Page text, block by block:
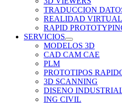
TRADUCCION
REALIDAD VIRTUAL
RAPID
SERVICIOS
MODELOS 3D
CAD CAM CAE
PLM
PROTOTIPOS
3D SCANNING
DISENO
ING CIVIL